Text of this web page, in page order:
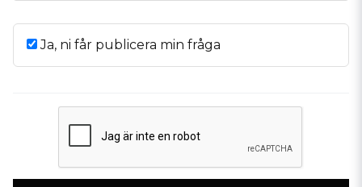
Ja, ni får publicera min fråga